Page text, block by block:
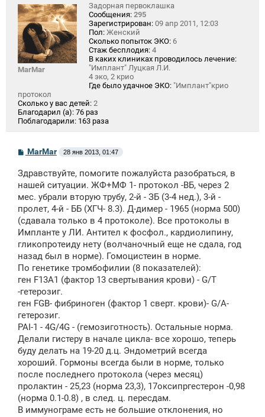
MarMar
Задорная первоклашка
Сообщения: 295
Зарегистрирован: 09 апр 2011, 12:03
Пол: Женский
Сколько попыток ЭКО: 6
Стаж бесплодия: 4
В каких клиниках проводилось лечение:
"Имплант" Луцкая Л.И.
4 эко, 2 крио
Где было удачное ЭКО: "Имплант"крио
протокол
Сколько у вас детей: 2
Благодарил (а): 76 раз
Поблагодарили: 163 раза
С
о
б
щ
н
и
е
MarMar 28 янв 2013, 01:47
Здравствуйте, помогите пожалуйста разобраться, в
нашей ситуации. ЖФ+МФ 1- протокол -ВБ, через 2
мес. убрали вторую трубу, 2-й - ЗБ (3-4 нед.), 3-й -
пролет, 4-й - ББ (ХГЧ- 8.3). Д-димер - 1965 (норма 500)
(сдавала только в 4 протоколе). Все протоколы в
Импланте у ЛИ. Антител к фосфол., кардиолипину,
гликопротеиду нету (волчаночный еще не сдала, год
назад был в норме). Гомоцистеин в норме.
По генетике тромбофилии (8 показателей):
ген F13A1 (фактор 13 свертывания крови) - G/T
-гетерозиг.
ген FGB- фибриноген (фактор 1 сверт. крови)- G/A-
гетерозиг.
PAI-1 - 4G/4G - (гемозиготность). Остальные норма.
Делали гистеру в начале цикла- все хорошо, теперь
буду делать на 19-20 д.ц. Эндометрий всегда
хороший. Гормоны всегда были в норме, только
после последнего протокола (через месяц)
пролактин - 25,23 (норма 23,3), 17оксипргестерон -0,98
(норма 0.1-0.8) , в след. ц. пересдам.
В иммунограме есть не большие отклонения, но